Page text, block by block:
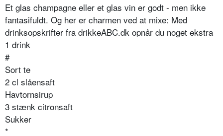
Et glas champagne eller et glas vin er godt - men ikke
fantasifuldt. Og her er charmen ved at mixe: Med
drinksopskrifter fra drikkeABC.dk opnår du noget ekstra
1 drink
#
Sort te
2 cl slåensaft
Havtornsirup
3 stænk citronsaft
Sukker
*